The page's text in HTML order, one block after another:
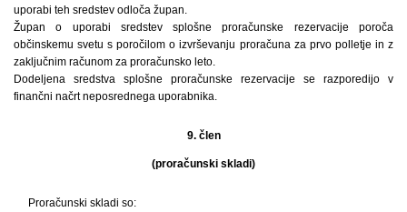
uporabi teh sredstev odloča župan.
Župan o uporabi sredstev splošne proračunske rezervacije poroča
občinskemu svetu s poročilom o izvrševanju proračuna za prvo polletje in z
zaključnim računom za proračunsko leto.
Dodeljena sredstva splošne proračunske rezervacije se razporedijo v
finančni načrt neposrednega uporabnika.
9. člen
(proračunski skladi)
Proračunski skladi so: